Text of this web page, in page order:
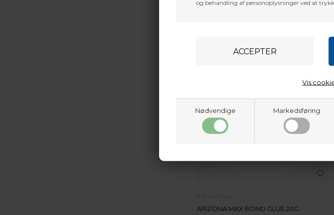
og behandling af personoplysninger ved at
Nødvendige Markedsføring
Vis
ARIZONA MAX BOND GLUE 20G